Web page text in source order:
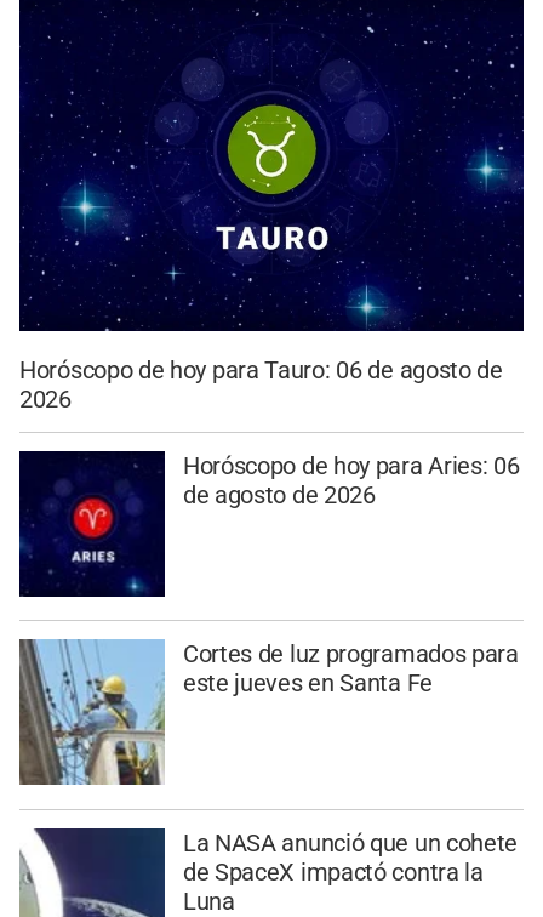
Horóscopo de hoy para Tauro: 06 de agosto de
2026
Horóscopo de hoy para Aries: 06
de agosto de 2026
Cortes de luz programados para
este jueves en Santa Fe
La NASA anunció que un cohete
de SpaceX impactó contra la
Luna